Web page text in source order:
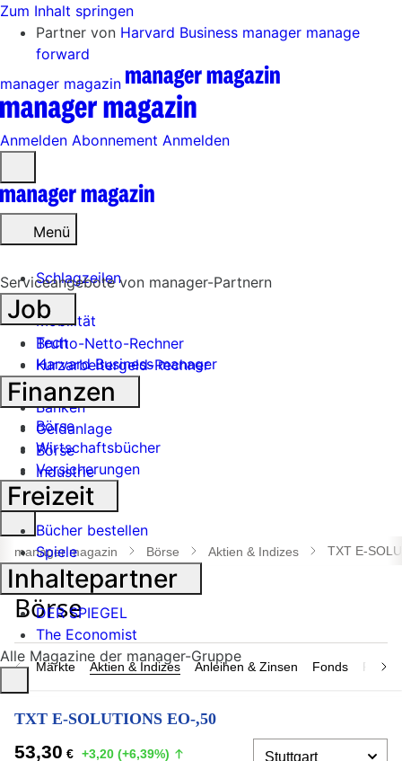
Zum Inhalt springen
Partner von Harvard Business manager manage
forward
manager magazin
Anmelden Abonnement Anmelden
öffnen
Menü
Schlagzeilen
Mobilität
Tech
Harvard Business manager
Handel
Banken
Geldanlage
Börse
Industrie
Suche
öffnen
manager magazin Börse Aktien & Indizes TXT E-
Märkte Aktien & Indizes Anleihen & Zinsen Fonds
TXT E-SOLUTIONS EO-,50
53,30 € +3,20 (+6,39%)
Serviceangebote von manager-Partnern
Job
Brutto-Netto-Rechner
Kurzarbeitergeld-Rechner
Finanzen
Börse
Wirtschaftsbücher
Versicherungen
Freizeit
Bücher bestellen
Spiele
Inhaltepartner
DER SPIEGEL
The Economist
Alle Magazine der manager-Gruppe